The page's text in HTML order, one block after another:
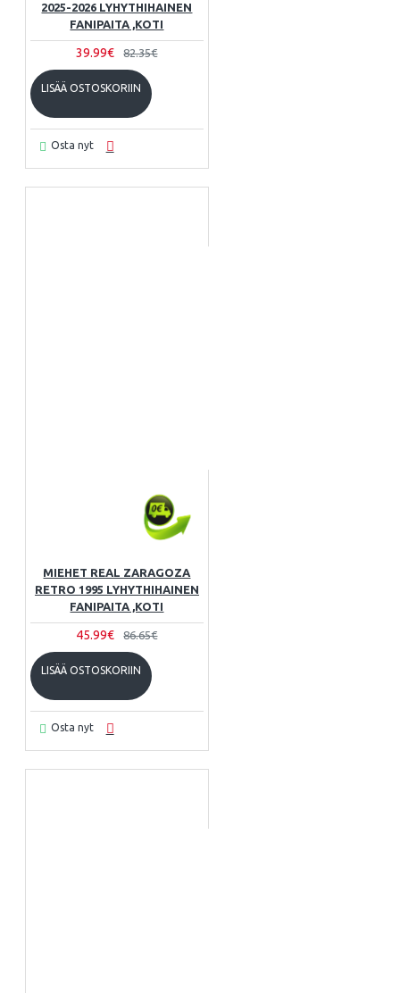
2025-2026 LYHYTHIHAINEN
FANIPAITA ,KOTI
39.99€ 82.35€
LISÄÄ OSTOSKORIIN
Osta nyt
MIEHET REAL ZARAGOZA
RETRO 1995 LYHYTHIHAINEN
FANIPAITA ,KOTI
45.99€ 86.65€
LISÄÄ OSTOSKORIIN
Osta nyt